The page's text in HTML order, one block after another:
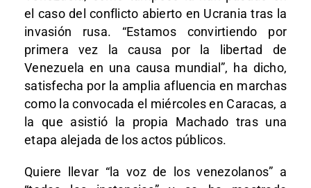
el caso del conflicto abierto en Ucrania tras la
invasión rusa. “Estamos convirtiendo por
primera vez la causa por la libertad de
Venezuela en una causa mundial”, ha dicho,
satisfecha por la amplia afluencia en marchas
como la convocada el miércoles en Caracas, a
la que asistió la propia Machado tras una
etapa alejada de los actos públicos.
Quiere llevar “la voz de los venezolanos” a